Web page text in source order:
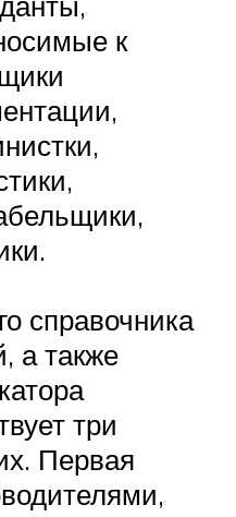
к
справочника
а также
три
Первая